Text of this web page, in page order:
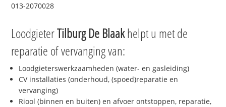
013-2070028
LoodgieterTilburg De Blaakhelpt u met de
reparatie of vervanging van:
Loodgieterswerkzaamheden (water- en gasleiding)
CV installaties (onderhoud, (spoed)reparatie en
vervanging)
Riool (binnen en buiten) en afvoer ontstoppen, reparatie,